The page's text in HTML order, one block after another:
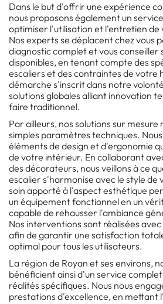
Dans le but d'offrir une expérience
nous proposons également un
optimiser l'utilisation et l'entretien de
Nos experts se déplacent chez vous
diagnostic complet et vous conseiller
disponibles, en tenant compte des
escaliers et des contraintes de votre
démarche s'inscrit dans notre
solutions globales alliant innovation
faire traditionnel.
Par ailleurs, nos solutions sur mesure
simples paramètres techniques.
éléments de design et d'ergonomie
de votre intérieur. En collaborant
des décorateurs, nous veillons à ce
escalier s'harmonise avec le style de
soin apporté à l'aspect esthétique
un équipement fonctionnel en un
capable de rehausser l'ambiance
Nos interventions sont réalisées
afin de garantir une satisfaction
optimal pour tous les utilisateurs.
La région de Royan et ses environs,
bénéficient ainsi d'un service
réalités spécifiques. Nous nous
prestations d'excellence, en mettant